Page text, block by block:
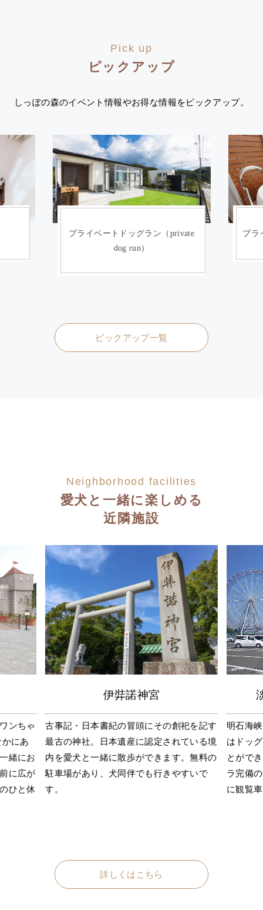
Pick up
ピックアップ
しっぽの森のイベント情報やお得な情報をピックアップ。
プライベートドッグラン（private
dog run）
プラ
ピックアップ一覧
Neighborhood facilities
愛犬と一緒に楽しめる
近隣施設
ンちゃ
にあ
緒にお
に広が
ひと休
伊弉諾神宮
古事記・日本書紀の冒頭にその創祀を記す
最古の神社。日本遺産に認定されている境
内を愛犬と一緒に散歩ができます。無料の
駐車場があり、犬同伴でも行きやすいで
す。
明石海
はドッ
とがで
ラ完備
に観覧
詳しくはこちら